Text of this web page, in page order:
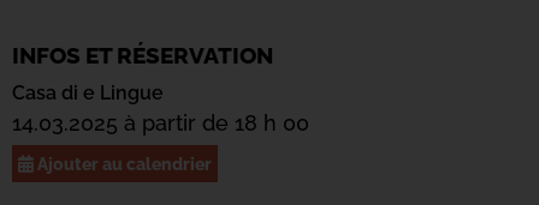
INFOS ET RÉSERVATION
Casa di e Lingue
14.03.2025 à partir de 18 h 00
Ajouter au calendrier